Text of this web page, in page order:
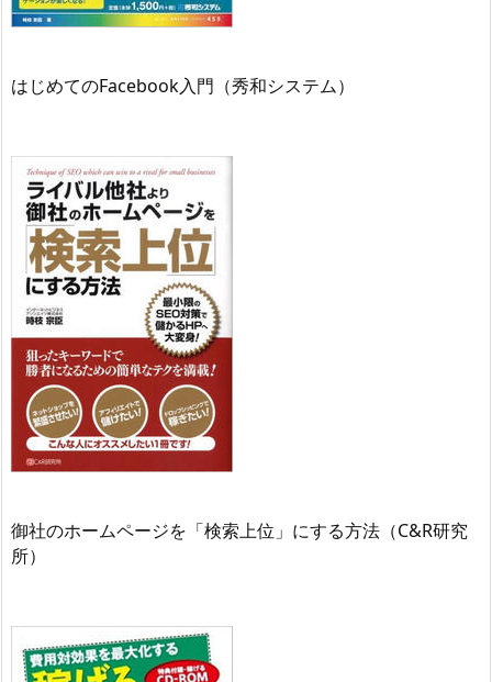
はじめてのFacebook入門（秀和システム）
御社のホームページを「検索上位」にする方法（C&R研究
所）